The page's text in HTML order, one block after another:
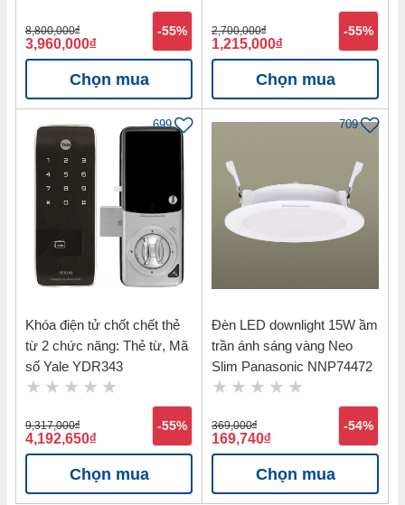
8,800,000đ
3,960,000đ
-55%
Chọn mua
2,700,000đ
1,215,000đ
-55%
Chọn mua
699
Khóa điện tử chốt chết thẻ
từ 2 chức năng: Thẻ từ, Mã
số Yale YDR343
9,317,000đ
4,192,650đ
-55%
Chọn mua
709
Đèn LED downlight 15W ầm
trần ánh sáng vàng Neo
Slim Panasonic NNP74472
369,000đ
169,740đ
-54%
Chọn mua